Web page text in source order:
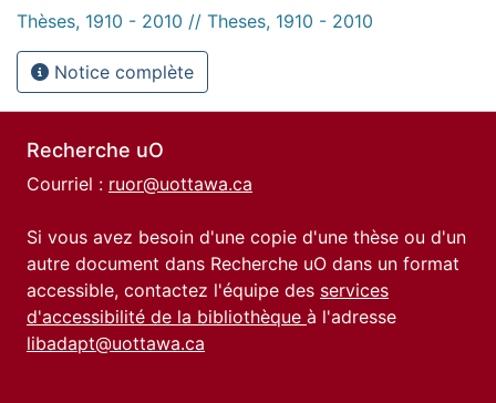
Thèses, 1910 - 2010 // Theses, 1910 - 2010
Notice complète
Recherche uO
Courriel : ruor@uottawa.ca
Si vous avez besoin d'une copie d'une thèse ou d'un
autre document dans Recherche uO dans un format
accessible, contactez l'équipe des services
d'accessibilité de la bibliothèque à l'adresse
libadapt@uottawa.ca